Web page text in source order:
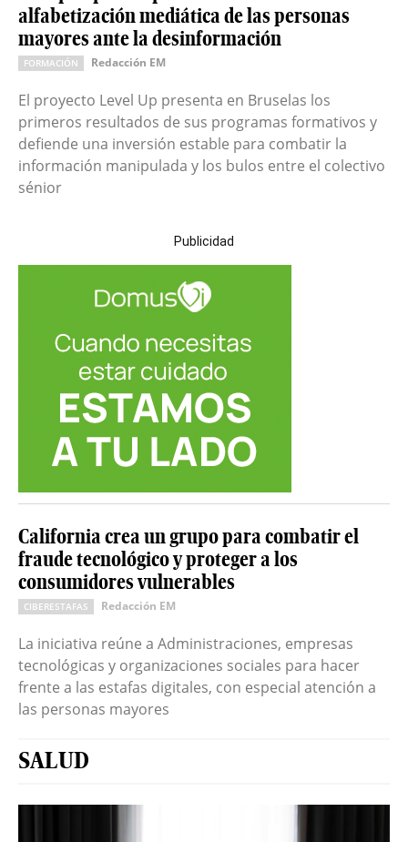
alfabetización mediática de las personas
mayores ante la desinformación
FORMACIÓN Redacción EM
El proyecto Level Up presenta en Bruselas los
primeros resultados de sus programas formativos y
defiende una inversión estable para combatir la
información manipulada y los bulos entre el colectivo
sénior
Publicidad
California crea un grupo para combatir el
fraude tecnológico y proteger a los
consumidores vulnerables
CIBERESTAFAS Redacción EM
La iniciativa reúne a Administraciones, empresas
tecnológicas y organizaciones sociales para hacer
frente a las estafas digitales, con especial atención a
las personas mayores
SALUD